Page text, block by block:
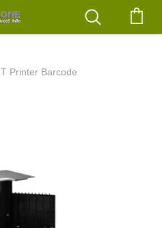
Printer Barcode